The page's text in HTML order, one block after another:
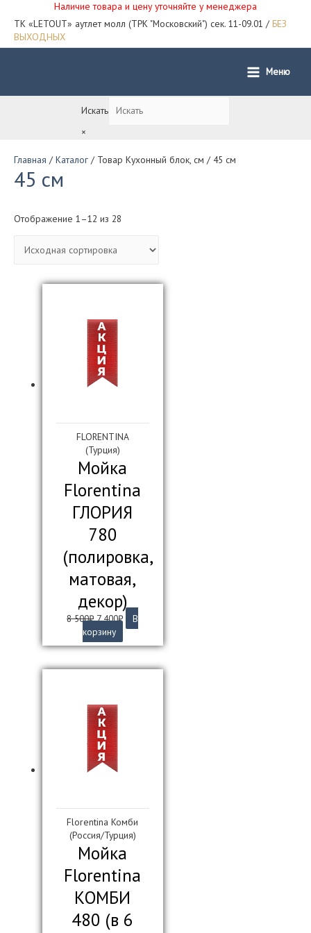
Наличие товара и цену уточняйте у менеджера
ТК «LETOUT» аутлет молл (ТРК "Московский") сек. 11-09.01 / БЕЗ
ВЫХОДНЫХ
Main
Меню
Искать
×
Главная / Каталог / Товар Кухонный блок, см / 45 см
45 см
Отображение 1–12 из 28
FLORENTINA
(Турция)
Мойка
Florentina
ГЛОРИЯ
780
(полировка,
матовая,
декор)
8 500₽ Первоначальная
цена
составляла
500₽.
7 400₽Текущая
цена:
7
В
корзину
Florentina Комби
(Россия/Турция)
Мойка
Florentina
КОМБИ
480 (в 6